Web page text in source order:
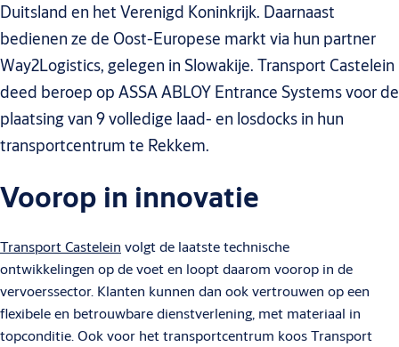
Duitsland en het Verenigd Koninkrijk. Daarnaast
bedienen ze de Oost-Europese markt via hun partner
Way2Logistics, gelegen in Slowakije. Transport Castelein
deed beroep op ASSA ABLOY Entrance Systems voor de
plaatsing van 9 volledige laad- en losdocks in hun
transportcentrum te Rekkem.
Voorop in innovatie
Transport Castelein volgt de laatste technische
ontwikkelingen op de voet en loopt daarom voorop in de
vervoerssector. Klanten kunnen dan ook vertrouwen op een
flexibele en betrouwbare dienstverlening, met materiaal in
topconditie. Ook voor het transportcentrum koos Transport